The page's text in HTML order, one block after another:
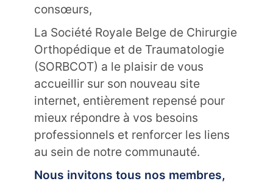
consœurs,
La Société Royale Belge de Chirurgie
Orthopédique et de Traumatologie
(SORBCOT) a le plaisir de vous
accueillir sur son nouveau site
internet, entièrement repensé pour
mieux répondre à vos besoins
professionnels et renforcer les liens
au sein de notre communauté.
Nous invitons tous nos membres,